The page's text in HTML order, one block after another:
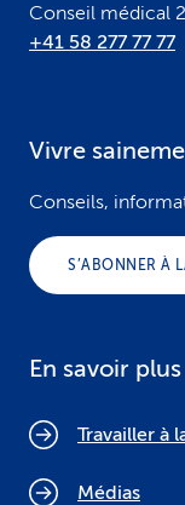
Conseil médical
+41 58 277 77 77
Vivre
Conseils,
S’ABONNER À
En savoir plus
Travailler à
Médias